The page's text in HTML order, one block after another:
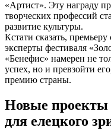
«Артист». Эту награду
творческих профессий
развитие культуры.
Кстати сказать,
эксперты фестиваля
«Бенефис» намерен не
успех, но и превзойти
премию страны.
Новые проекты
для елецкого